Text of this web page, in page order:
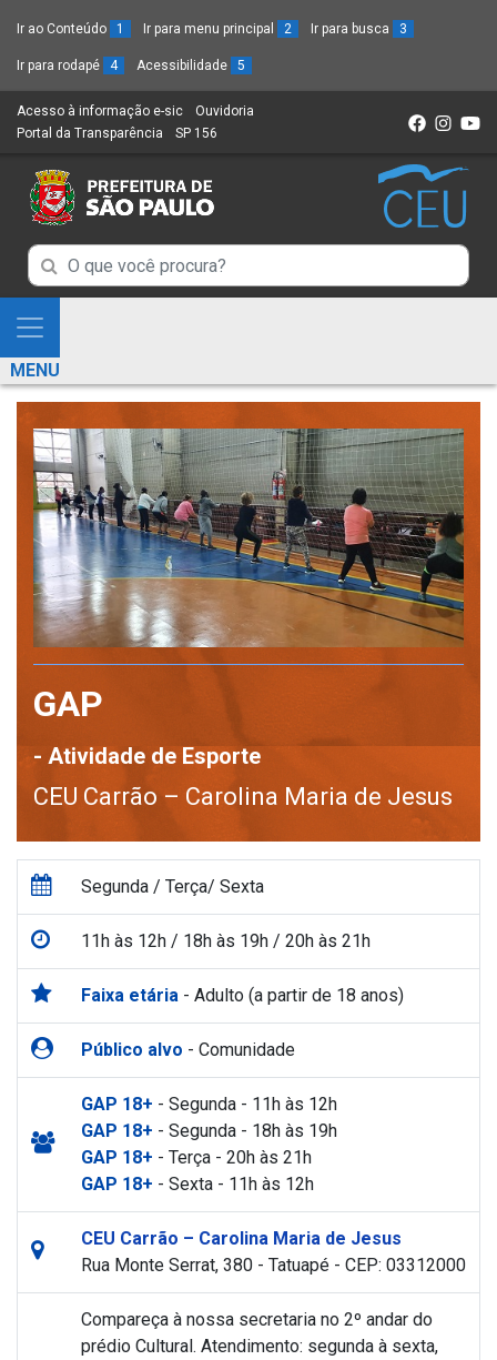
Ir ao Conteúdo 1 Ir para menu principal 2 Ir para busca 3
Ir para rodapé 4 Acessibilidade 5
Acesso à informação e-sic (Link
para
novo
sítio)
Ouvidoria
Portal da Transparência (Link
um
novo
SP 156
Campo
de
Busca
de
informações
Campo
de
de
informações
Mostra
e
Esconde
Menu
MENU
GAP
- Atividade de Esporte
CEU Carrão – Carolina Maria de Jesus
Segunda / Terça/ Sexta
11h às 12h / 18h às 19h / 20h às 21h
Faixa etária - Adulto (a partir de 18 anos)
Público alvo - Comunidade
GAP 18+ - Segunda - 11h às 12h
GAP 18+ - Segunda - 18h às 19h
GAP 18+ - Terça - 20h às 21h
GAP 18+ - Sexta - 11h às 12h
CEU Carrão – Carolina Maria de Jesus
Rua Monte Serrat, 380 - Tatuapé - CEP: 03312000
Compareça à nossa secretaria no 2º andar do
prédio Cultural. Atendimento: segunda à sexta,